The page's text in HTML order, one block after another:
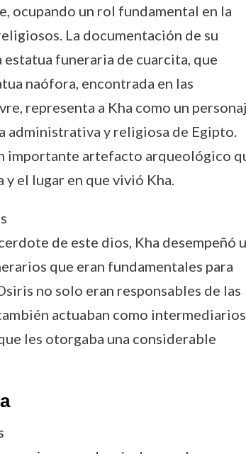
ocupando un rol fundamental en la
La documentación de su
estatua funeraria de cuarcita, que
naófora, encontrada en las
representa a Kha como un
administrativa y religiosa de Egipto.
importante artefacto arqueológico
y el lugar en que vivió Kha.
de este dios, Kha desempeñó
que eran fundamentales para
no solo eran responsables de las
actuaban como intermediarios
les otorgaba una considerable